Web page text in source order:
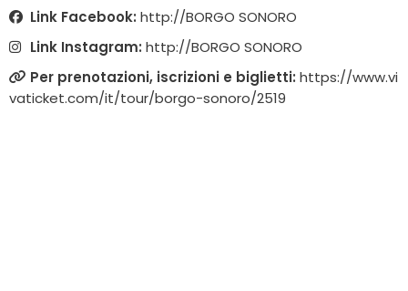
Link Facebook: http://BORGO SONORO
Link Instagram: http://BORGO SONORO
Per prenotazioni, iscrizioni e biglietti: https://www.vi
vaticket.com/it/tour/borgo-sonoro/2519